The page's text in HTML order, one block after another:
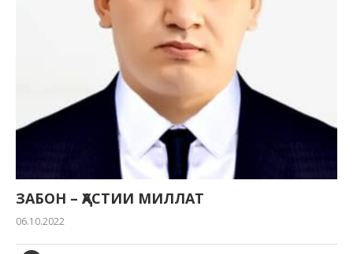
ЗАБОН – ҲАСТИИ МИЛЛАТ
06.10.2022